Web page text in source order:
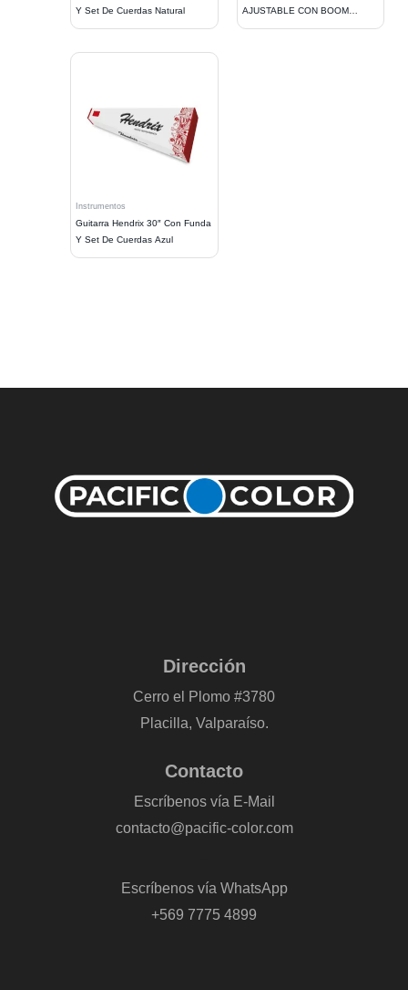
Y Set De Cuerdas Natural
AJUSTABLE CON BOOM
METALICO
Instrumentos
Guitarra Hendrix 30″ Con Funda
Y Set De Cuerdas Azul
Dirección
Cerro el Plomo #3780
Placilla, Valparaíso.
Contacto
Escríbenos vía E-Mail
contacto@pacific-color.com
Escríbenos vía WhatsApp
+569 7775 4899